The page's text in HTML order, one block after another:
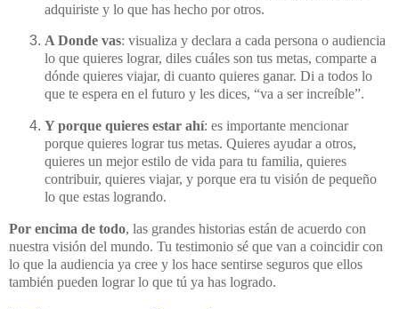
adquiriste y lo que has hecho por otros.
A Donde vas: visualiza y declara a cada persona o audiencia
lo que quieres lograr, diles cuáles son tus metas, comparte a
dónde quieres viajar, di cuanto quieres ganar. Di a todos lo
que te espera en el futuro y les dices, “va a ser increíble”.
Y porque quieres estar ahí: es importante mencionar
porque quieres lograr tus metas. Quieres ayudar a otros,
quieres un mejor estilo de vida para tu familia, quieres
contribuir, quieres viajar, y porque era tu visión de pequeño
lo que estas logrando.
Por encima de todo, las grandes historias están de acuerdo con
nuestra visión del mundo. Tu testimonio sé que van a coincidir con
lo que la audiencia ya cree y los hace sentirse seguros que ellos
también pueden lograr lo que tú ya has logrado.